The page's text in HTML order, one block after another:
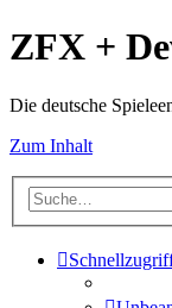
ZFX +
Die deutsche
Zum Inhalt